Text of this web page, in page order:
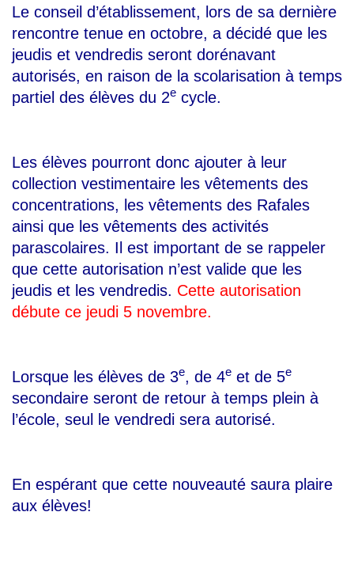
Le conseil d’établissement, lors de sa dernière
rencontre tenue en octobre, a décidé que les
jeudis et vendredis seront dorénavant
autorisés, en raison de la scolarisation à temps
partiel des élèves du 2e cycle.
Les élèves pourront donc ajouter à leur
collection vestimentaire les vêtements des
concentrations, les vêtements des Rafales
ainsi que les vêtements des activités
parascolaires. Il est important de se rappeler
que cette autorisation n’est valide que les
jeudis et les vendredis. Cette autorisation
débute ce jeudi 5 novembre.
Lorsque les élèves de 3e, de 4e et de 5e
secondaire seront de retour à temps plein à
l’école, seul le vendredi sera autorisé.
En espérant que cette nouveauté saura plaire
aux élèves!